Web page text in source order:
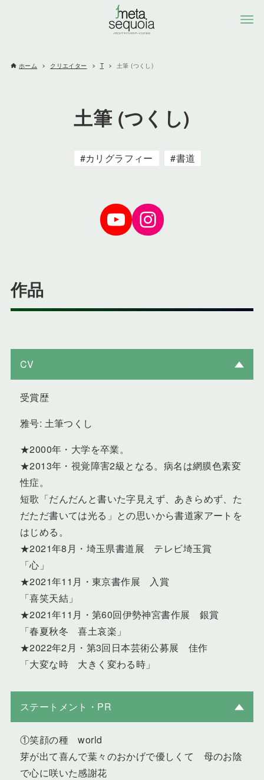
ホーム クリエイター T 土筆 (つくし)
土筆 (つくし)
カリグラフィー 書道
YoTubeInstagram
作品
CV
受賞歴
雅号: 土筆つくし
★2000年・大学を卒業。
★2013年・視覚障害2級となる。病名は網膜色素変
性症。
短歌「だんだんと書いた字見えず、あきらめず、た
だただ書いては光る」との思いから書道家アートを
はじめる。
★2021年8月・埼玉県書道展 テレビ埼玉賞
「心」
★2021年11月・東京書作展 入賞
「喜笑天結」
★2021年11月・第60回伊勢神宮書作展 銀賞
「春夏秋冬 喜土哀楽」
★2022年2月・第3回日本芸術公募展 佳作
「大変な時 大きく変わる時」
ステートメント・PR
①笑顔の種 world
芽が出て喜んで葉々のおかげで優しくて 母のお陰
で心に咲いた感謝花